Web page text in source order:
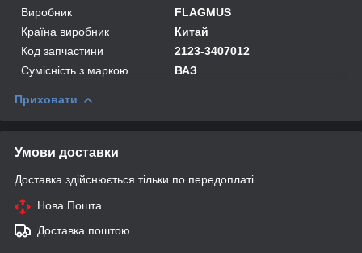
Виробник
FLAGMUS
Країна виробник
Китай
Код запчастини
2123-3407012
Сумісність з маркою
ВАЗ
Приховати
Умови доставки
Доставка здійснюється тільки по передоплаті.
Нова Пошта
Доставка поштою